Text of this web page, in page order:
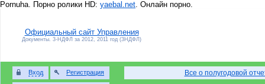
Pornuha. Порно ролики HD: yaebal.net. Онлайн порно.
Официальный сайт Управления
Документы. 3-НДФЛ за 2012, 2011 год (3НДФЛ)
Вход Регистрация Все о полугодовой